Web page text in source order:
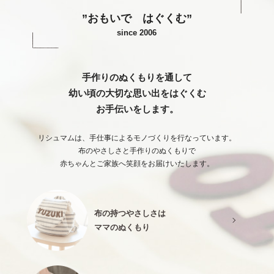
”おもいで はぐくむ”
since 2006
手作りのぬくもりを通して
幼い頃の大切な思い出をはぐくむ
お手伝いをします。
リシュマムは、手仕事によるモノづくりを行なっています。
布のやさしさと手作りのぬくもりで
赤ちゃんとご家族へ笑顔をお届けいたします。
布の持つやさしさは
ママのぬくもり